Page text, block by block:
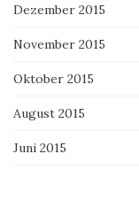
Dezember 2015
November 2015
Oktober 2015
August 2015
Juni 2015